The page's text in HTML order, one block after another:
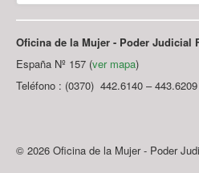
Oficina de la Mujer - Poder Judicial
España Nº 157 (ver mapa)
Teléfono : (0370) 442.6140 –
© 2026 Oficina de la Mujer - Poder